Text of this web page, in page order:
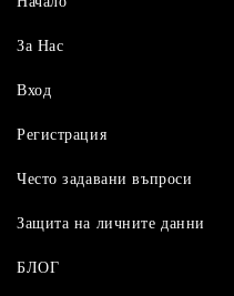
За Нас
Вход
Регистрация
Често задавани въпроси
Защита на личните данни
БЛОГ